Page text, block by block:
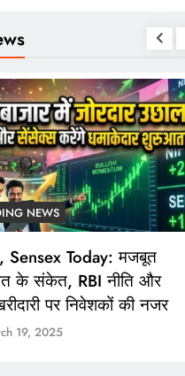
NEWS
Sensex Today: मजबूत
के संकेत, RBI नीति और
पर निवेशकों की नजर
19, 2025